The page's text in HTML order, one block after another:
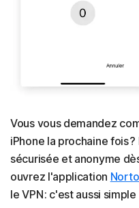
Vous vous demandez
iPhone la prochaine fois
sécurisée et anonyme
ouvrez l'application
le VPN : c'est aussi simple